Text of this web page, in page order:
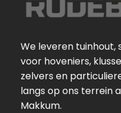
We leveren
voor hoveniers,
zelvers en
langs op ons terrein
Makkum.